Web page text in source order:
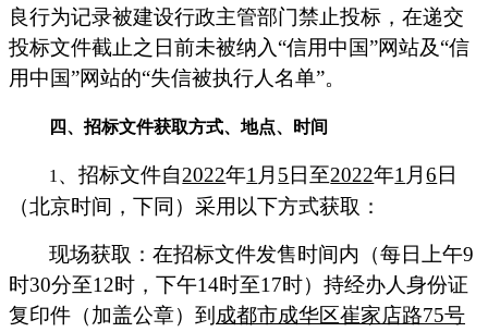
良行为记录被建设行政主管部门禁止投标，在递交
投标文件截止之日前未被纳入“信用中国”网站及“信
用中国”网站的“失信被执行人名单”。
四、招标文件获取方式、地点、时间
1 、招标文件自2022年1 月 5 日至2022年1 月6 日
（北京时间，下同）采用以下方式获取：
现场获取：在招标文件发售时间内（每日上午9
时30分至12时，下午14时至17时）持经办人身份证
复印件（加盖公章）到 成都市成华区崔家店路75号